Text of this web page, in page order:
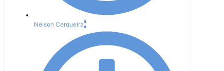
Neison Cerqueira